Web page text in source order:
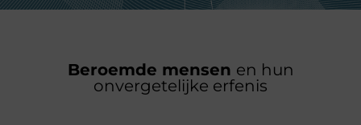
Beroemde mensen en hun
onvergetelijke erfenis